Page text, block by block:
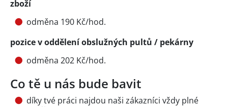
zboží
odměna 190 Kč/hod.
pozice v oddělení obslužných pultů / pekárny
odměna 202 Kč/hod.
Co tě u nás bude bavit
díky tvé práci najdou naši zákazníci vždy plné